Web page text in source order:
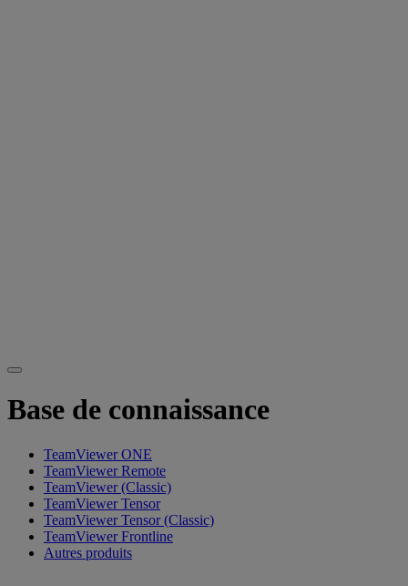
Base de connaissance
TeamViewer ONE
TeamViewer Remote
TeamViewer (Classic)
TeamViewer Tensor
TeamViewer Tensor (Classic)
TeamViewer Frontline
Autres produits